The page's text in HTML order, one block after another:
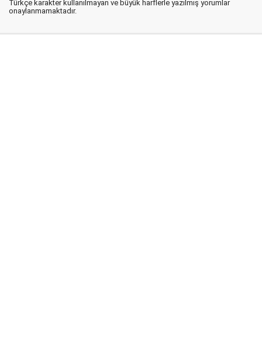
Türkçe karakter kullanılmayan ve büyük harflerle yazılmış yorumlar
onaylanmamaktadır.